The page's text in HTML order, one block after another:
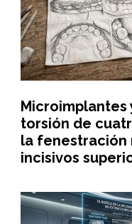
Microimplantes
torsión de
la fenestración
incisivos